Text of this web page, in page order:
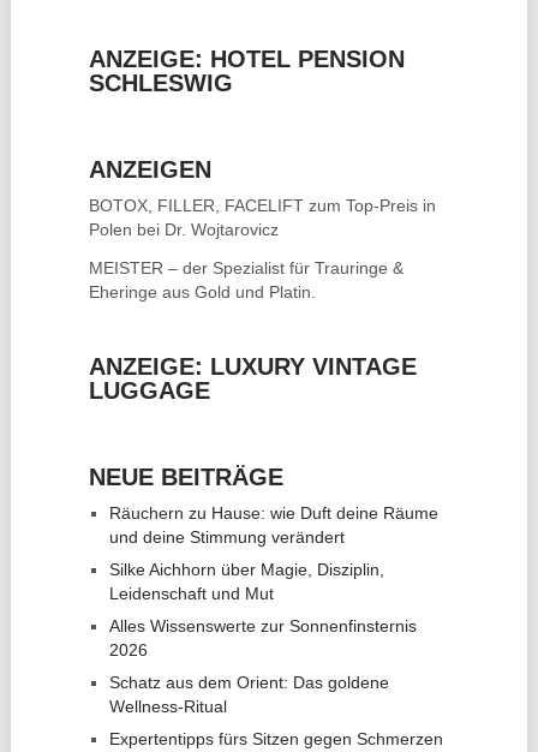
ANZEIGE: HOTEL PENSION
SCHLESWIG
ANZEIGEN
BOTOX, FILLER, FACELIFTzum Top-Preis in
Polen bei Dr. Wojtarovicz
MEISTER – der Spezialist für Trauringe &
Eheringe aus Gold und Platin.
ANZEIGE: LUXURY VINTAGE
LUGGAGE
NEUE BEITRÄGE
Räuchern zu Hause: wie Duft deine Räume
und deine Stimmung verändert
Silke Aichhorn über Magie, Disziplin,
Leidenschaft und Mut
Alles Wissenswerte zur Sonnenfinsternis
2026
Schatz aus dem Orient: Das goldene
Wellness-Ritual
Expertentipps fürs Sitzen gegen Schmerzen